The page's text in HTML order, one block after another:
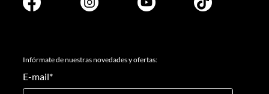
Infórmate de nuestras novedades y ofertas:
E-mail*